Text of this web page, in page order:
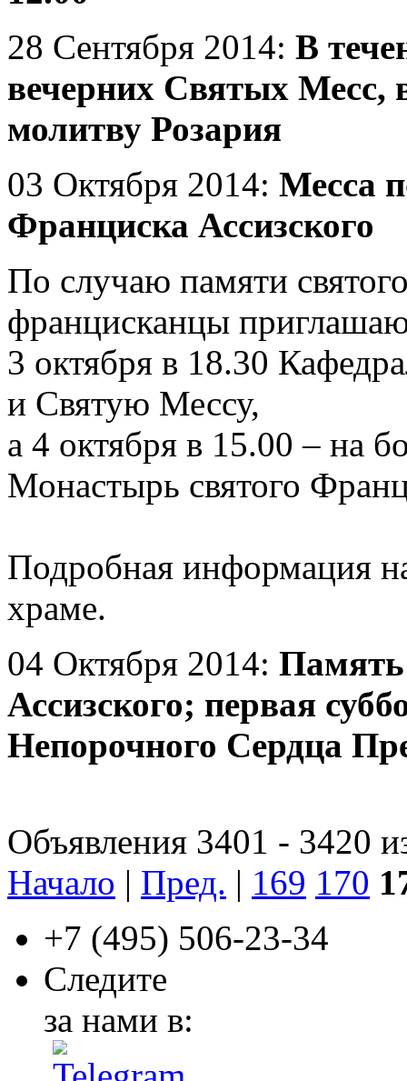
28 Сентября 2014: В
вечерних Святых Месс,
молитву Розария
03 Октября 2014: Месса
Франциска Ассизского
По случаю памяти
францисканцы
3 октября в 18.30
и Святую Мессу,
а 4 октября в 15.00– на
Монастырь святого
Подробная информация
храме.
04 Октября 2014: Память
Ассизского; первая
Непорочного Сердца
Объявления 3401 - 3420
Начало | Пред. | 169 170
+7 (495) 506-23-34
Следите
за нами в: